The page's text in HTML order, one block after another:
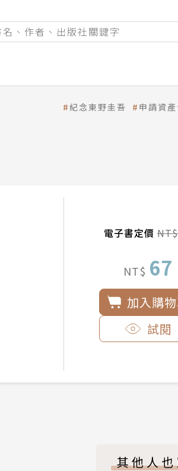
紀念東野圭吾 申請資
電子書定價
NT$ 67
加入購
試閱
其他人